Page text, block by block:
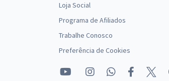
Loja Social
Programa de Afiliados
Trabalhe Conosco
Preferência de Cookies